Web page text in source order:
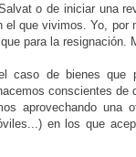
o de iniciar una
el que vivimos. Yo,
para la resignación.
caso de bienes
conscientes
aprovechando una
en los que